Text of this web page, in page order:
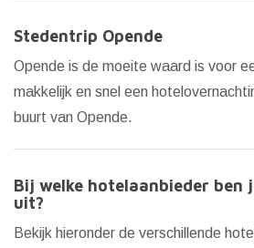
Stedentrip Opende
Opende is de moeite waard is voor
makkelijk en snel een
buurt van Opende.
Bij welke hotelaanbieder ben
uit?
Bekijk hieronder de verschillende